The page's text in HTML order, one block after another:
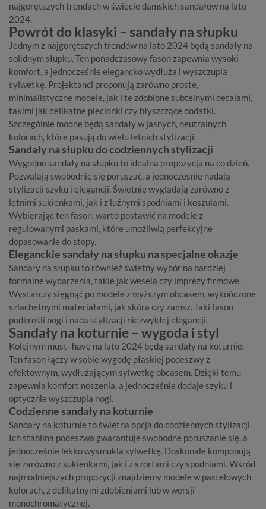
najgorętszych trendach w świecie damskich sandałów na lato
2024.
Powrót do klasyki – sandały na słupku
Jednym z najgorętszych trendów na lato 2024 będą sandały na
solidnym słupku. Ten ponadczasowy fason zapewnia wysoki
komfort, a jednocześnie elegancko wydłuża i wyszczupla
sylwetkę. Projektanci proponują zarówno proste,
minimalistyczne modele, jak i te zdobione subtelnymi detalami,
takimi jak delikatne plecionki czy błyszczące dodatki.
Szczególnie modne będą sandały w jasnych, neutralnych
kolorach, które pasują do wielu letnich stylizacji.
Sandały na słupku do codziennych stylizacji
Wygodne sandały na słupku to idealna propozycja na co dzień.
Pozwalają swobodnie się poruszać, a jednocześnie nadają
stylizacji szyku i elegancji. Świetnie wyglądają zarówno z
letnimi sukienkami, jak i z luźnymi spodniami i koszulami.
Wybierając ten fason, warto postawić na modele z
regulowanymi paskami, które umożliwią perfekcyjne
dopasowanie do stopy.
Eleganckie sandały na słupku na specjalne okazje
Sandały na słupku to również świetny wybór na bardziej
formalne wydarzenia, takie jak wesela czy imprezy firmowe.
Wystarczy sięgnąć po modele z wyższym obcasem, wykończone
szlachetnymi materiałami, jak skóra czy zamsz. Taki fason
podkreśli nogi i nada stylizacji niezwykłej elegancji.
Sandały na koturnie – wygoda i styl
Kolejnym must–have na lato 2024 będą sandały na koturnie.
Ten fason łączy w sobie wygodę płaskiej podeszwy z
efektownym, wydłużającym sylwetkę obcasem. Dzięki temu
zapewnia komfort noszenia, a jednocześnie dodaje szyku i
optycznie wyszczupla nogi.
Codzienne sandały na koturnie
Sandały na koturnie to świetna opcja do codziennych stylizacji.
Ich stabilna podeszwa gwarantuje swobodne poruszanie się, a
jednocześnie lekko wysmukla sylwetkę. Doskonale komponują
się zarówno z sukienkami, jak i z szortami czy spodniami. Wśród
najmodniejszych propozycji znajdziemy modele w pastelowych
kolorach, z delikatnymi zdobieniami lub w wersji
monochromatycznej.